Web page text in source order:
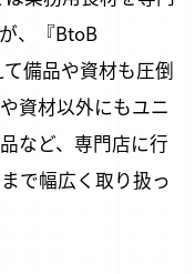
、『BtoB
備品や資材も圧倒
資材以外にもユニ
など、専門店に行
で幅広く取り扱っ